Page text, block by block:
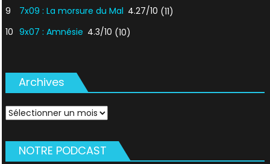
9
7x09 : La morsure du Mal 4.27/10 (11)
10 9x07 : Amnésie 4.3/10 (10)
Archives
Archives
NOTRE PODCAST